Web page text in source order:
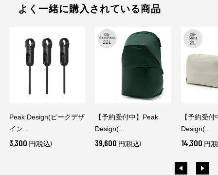
よく一緒に購入されている商品
Peak Design(ピークデザ
イン...
3,300 円(税込)
【予約受付中】Peak
Design(...
39,600 円(税込)
【予約受
Design(...
14,300 円(